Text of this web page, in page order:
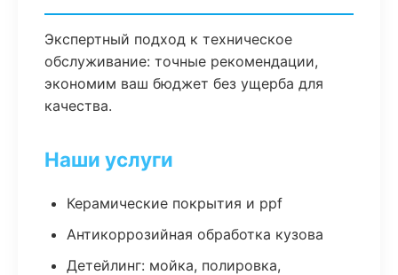
Экспертный подход к техническое
обслуживание: точные рекомендации,
экономим ваш бюджет без ущерба для
качества.
Наши услуги
Керамические покрытия и ppf
Антикоррозийная обработка кузова
Детейлинг: мойка, полировка,